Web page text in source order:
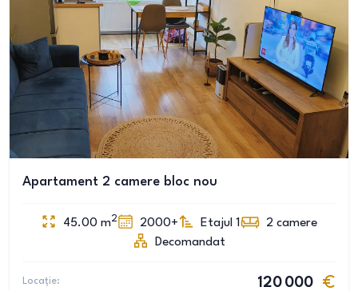
Apartament 2 camere bloc nou
45.00 m2 2000+ Etajul 1 2 camere
Decomandat
Locație:
120 000